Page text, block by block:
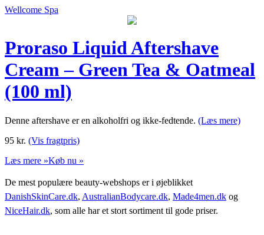
Wellcome Spa
Proraso Liquid Aftershave
Cream – Green Tea & Oatmeal
(100 ml)
Denne aftershave er en alkoholfri og ikke-fedtende. (Læs mere)
95 kr. (Vis fragtpris)
Læs mere »Køb nu »
De mest populære beauty-webshops er i øjeblikket
DanishSkinCare.dk, AustralianBodycare.dk, Made4men.dk og
NiceHair.dk, som alle har et stort sortiment til gode priser.